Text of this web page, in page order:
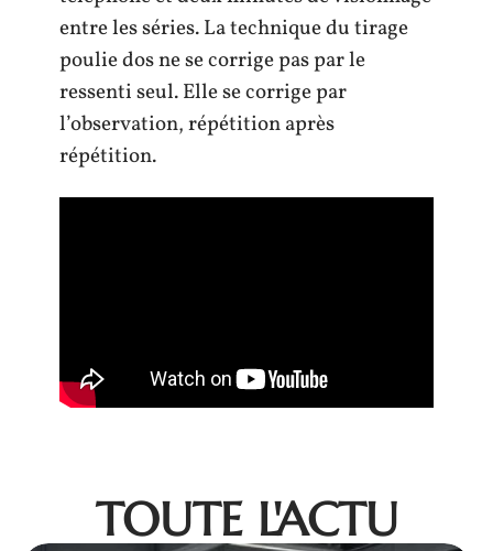
entre les séries. La technique du tirage
poulie dos ne se corrige pas par le
ressenti seul. Elle se corrige par
l’observation, répétition après
répétition.
TOUTE L'ACTU